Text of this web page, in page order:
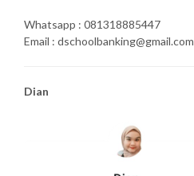
Whatsapp : 081318885447
Email : dschoolbanking@gmail.com
Dian